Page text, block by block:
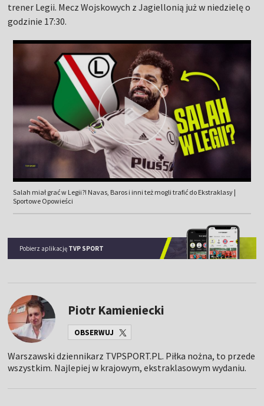
trener Legii. Mecz Wojskowych z Jagiellonią już w niedzielę o
godzinie 17:30.
Salah miał grać w Legii?! Navas, Baros i inni też mogli trafić do Ekstraklasy |
Sportowe Opowieści
Pobierz aplikację TVP SPORT
Piotr Kamieniecki
OBSERWUJ
Warszawski dziennikarz TVPSPORT.PL. Piłka nożna, to przede
wszystkim. Najlepiej w krajowym, ekstraklasowym wydaniu.